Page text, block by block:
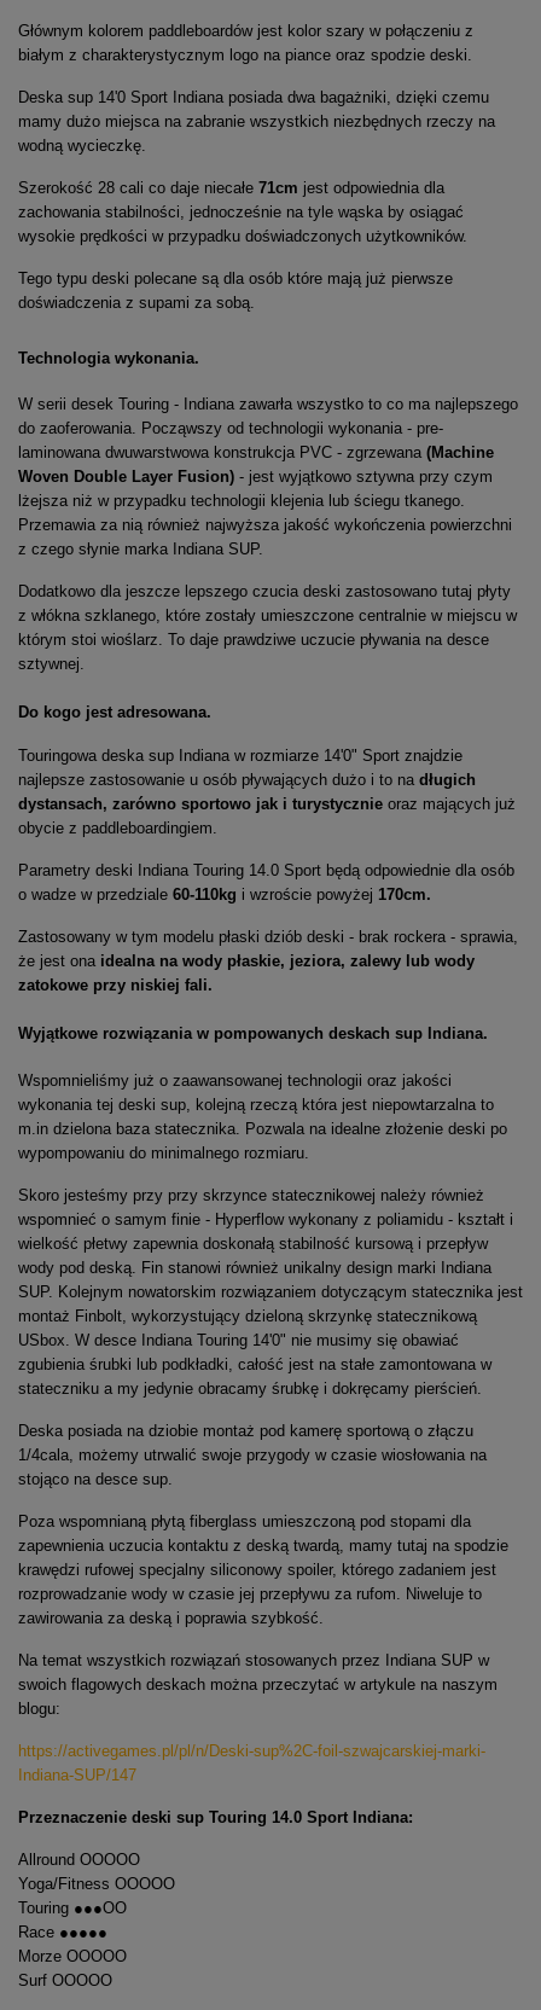
Głównym kolorem paddleboardów jest kolor szary w połączeniu z
białym z charakterystycznym logo na piance oraz spodzie deski.
Deska sup 14'0 Sport Indiana posiada dwa bagażniki, dzięki czemu
mamy dużo miejsca na zabranie wszystkich niezbędnych rzeczy na
wodną wycieczkę.
Szerokość 28 cali co daje niecałe 71cm jest odpowiednia dla
zachowania stabilności, jednocześnie na tyle wąska by osiągać
wysokie prędkości w przypadku doświadczonych użytkowników.
Tego typu deski polecane są dla osób które mają już pierwsze
doświadczenia z supami za sobą.
Technologia wykonania.
W serii desek Touring - Indiana zawarła wszystko to co ma najlepszego
do zaoferowania. Począwszy od technologii wykonania - pre-
laminowana dwuwarstwowa konstrukcja PVC - zgrzewana (Machine
Woven Double Layer Fusion) - jest wyjątkowo sztywna przy czym
lżejsza niż w przypadku technologii klejenia lub ściegu tkanego.
Przemawia za nią również najwyższa jakość wykończenia powierzchni
z czego słynie marka Indiana SUP.
Dodatkowo dla jeszcze lepszego czucia deski zastosowano tutaj płyty
z włókna szklanego, które zostały umieszczone centralnie w miejscu w
którym stoi wioślarz. To daje prawdziwe uczucie pływania na desce
sztywnej.
Do kogo jest adresowana.
Touringowa deska sup Indiana w rozmiarze 14'0" Sport znajdzie
najlepsze zastosowanie u osób pływających dużo i to na długich
dystansach, zarówno sportowo jak i turystycznie oraz mających już
obycie z paddleboardingiem.
Parametry deski Indiana Touring 14.0 Sport będą odpowiednie dla osób
o wadze w przedziale 60-110kg i wzroście powyżej 170cm.
Zastosowany w tym modelu płaski dziób deski - brak rockera - sprawia,
że jest ona idealna na wody płaskie, jeziora, zalewy lub wody
zatokowe przy niskiej fali.
Wyjątkowe rozwiązania w pompowanych deskach sup Indiana.
Wspomnieliśmy już o zaawansowanej technologii oraz jakości
wykonania tej deski sup, kolejną rzeczą która jest niepowtarzalna to
m.in dzielona baza statecznika. Pozwala na idealne złożenie deski po
wypompowaniu do minimalnego rozmiaru.
Skoro jesteśmy przy przy skrzynce statecznikowej należy również
wspomnieć o samym finie - Hyperflow wykonany z poliamidu - kształt i
wielkość płetwy zapewnia doskonałą stabilność kursową i przepływ
wody pod deską. Fin stanowi również unikalny design marki Indiana
SUP. Kolejnym nowatorskim rozwiązaniem dotyczącym statecznika jest
montaż Finbolt, wykorzystujący dzieloną skrzynkę statecznikową
USbox. W desce Indiana Touring 14'0" nie musimy się obawiać
zgubienia śrubki lub podkładki, całość jest na stałe zamontowana w
stateczniku a my jedynie obracamy śrubkę i dokręcamy pierścień.
Deska posiada na dziobie montaż pod kamerę sportową o złączu
1/4cala, możemy utrwalić swoje przygody w czasie wiosłowania na
stojąco na desce sup.
Poza wspomnianą płytą fiberglass umieszczoną pod stopami dla
zapewnienia uczucia kontaktu z deską twardą, mamy tutaj na spodzie
krawędzi rufowej specjalny siliconowy spoiler, którego zadaniem jest
rozprowadzanie wody w czasie jej przepływu za rufom. Niweluje to
zawirowania za deską i poprawia szybkość.
Na temat wszystkich rozwiązań stosowanych przez Indiana SUP w
swoich flagowych deskach można przeczytać w artykule na naszym
blogu:
https://activegames.pl/pl/n/Deski-sup%2C-foil-szwajcarskiej-marki-
Indiana-SUP/147
Przeznaczenie deski sup Touring 14.0 Sport Indiana:
Allround OOOOO
Yoga/Fitness OOOOO
Touring ●●●OO
Race ●●●●●
Morze OOOOO
Surf OOOOO